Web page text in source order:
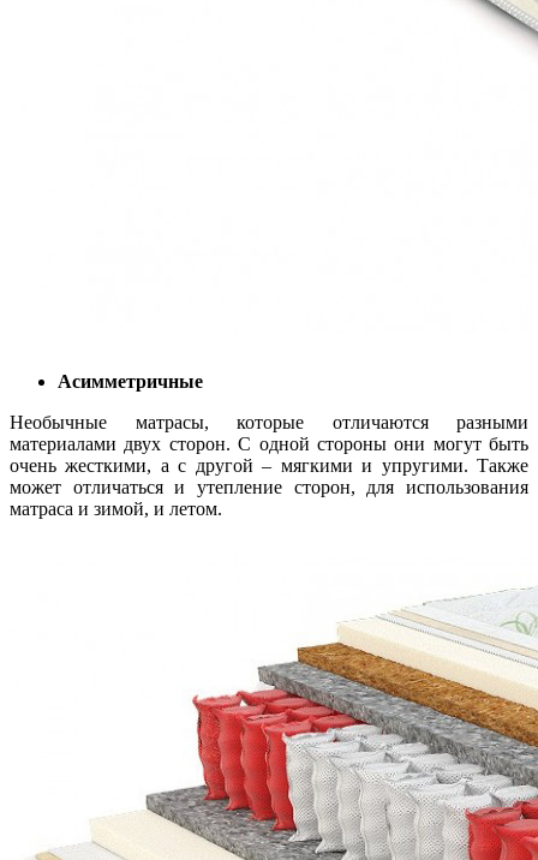
Асимметричные
Необычные матрасы, которые отличаются разными
материалами двух сторон. С одной стороны они могут быть
очень жесткими, а с другой – мягкими и упругими. Также
может отличаться и утепление сторон, для использования
матраса и зимой, и летом.